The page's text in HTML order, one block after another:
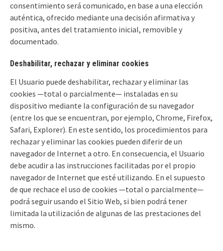
consentimiento será comunicado, en base a una elección
auténtica, ofrecido mediante una decisión afirmativa y
positiva, antes del tratamiento inicial, removible y
documentado.
Deshabilitar, rechazar y eliminar cookies
El Usuario puede deshabilitar, rechazar y eliminar las
cookies —total o parcialmente— instaladas en su
dispositivo mediante la configuración de su navegador
(entre los que se encuentran, por ejemplo, Chrome, Firefox,
Safari, Explorer). En este sentido, los procedimientos para
rechazar y eliminar las cookies pueden diferir de un
navegador de Internet a otro. En consecuencia, el Usuario
debe acudir a las instrucciones facilitadas por el propio
navegador de Internet que esté utilizando. En el supuesto
de que rechace el uso de cookies —total o parcialmente—
podrá seguir usando el Sitio Web, si bien podrá tener
limitada la utilización de algunas de las prestaciones del
mismo.